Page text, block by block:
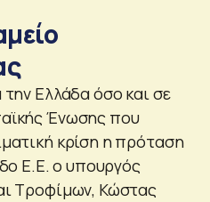
Ελλάδα όσο και σε
Ένωσης που
κρίση η πρόταση
Ε.Ε. ο υπουργός
Τροφίμων, Κώστας